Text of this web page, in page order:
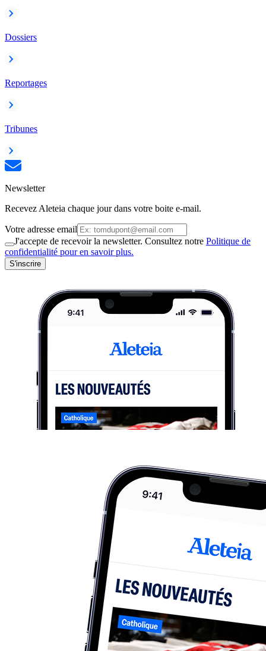
Dossiers
Reportages
Tribunes
Newsletter
Recevez Aleteia chaque jour dans votre boite e-mail.
Votre adresse email
J'accepte de recevoir la newsletter. Consultez notre Politique de
confidentialité pour en savoir plus.
S'inscrire